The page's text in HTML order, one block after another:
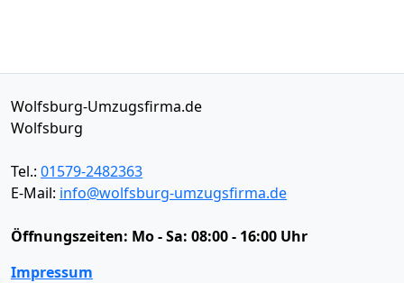
Wolfsburg-Umzugsfirma.de
Wolfsburg
Tel.: 01579-2482363
E-Mail: info@wolfsburg-umzugsfirma.de
Öffnungszeiten: Mo - Sa: 08:00 - 16:00 Uhr
Impressum